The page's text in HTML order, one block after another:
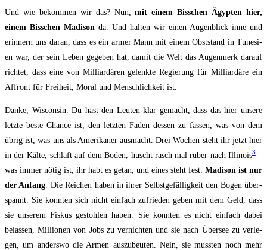
Und wie bekom­men wir das? Nun,mit einem Biss­chen Ägyp­ten hier,
einem Biss­chen Madi­son da. Und hal­ten wir einen Augen­blick inne und
erin­nern uns dar­an, dass es ein armer Mann mit einem Obst­stand in Tune­si­
en war, der sein Leben gege­ben hat, damit die Welt das Augen­merk dar­auf
rich­tet, dass eine von Mil­liardären gelenk­te Regie­rung für Mil­liar­däre ein
Affront für Frei­heit, Moral und Mensch­lich­keit ist.
Dan­ke, Wis­con­sin. Du hast den Leu­ten klar gemacht, dass das hier unse­re
letz­te bes­te Chan­ce ist, den letz­ten Faden des­sen zu fas­sen, was von dem
übrig ist, was uns als Ame­ri­ka­ner aus­macht. Drei Wochen steht ihr jetzt hier
in der Käl­te, schlaft auf dem Boden, huscht rasch mal rüber nach Illi­nois3–
was immer nötig ist, ihr habt es getan, und eines steht fest: Madi­son ist nur
der Anfang . Die Rei­chen haben in ihrer Selbst­ge­fäl­lig­keit den Bogen über­
spannt. Sie konn­ten sich nicht ein­fach zufrie­den geben mit dem Geld, dass
sie unse­rem Fis­kus gestoh­len haben. Sie konn­ten es nicht ein­fach dabei
belas­sen, Mil­lio­nen von Jobs zu ver­nich­ten und sie nach Über­see zu ver­le­
gen, um anders­wo die Armen aus­zu­beu­ten. Nein, sie muss­ten noch mehr